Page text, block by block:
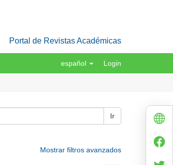
Portal de Revistas Académicas
español Login
Ir
Mostrar filtros avanzados